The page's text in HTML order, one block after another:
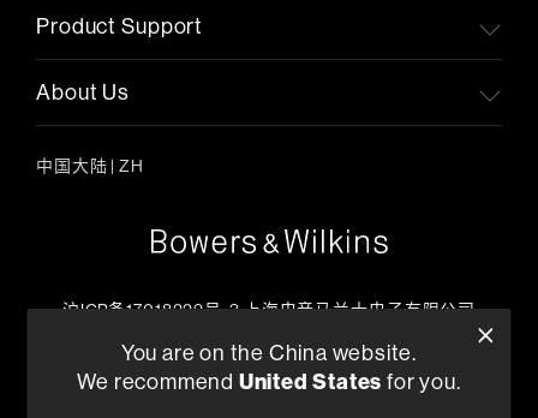
Product Support
About Us
中国大陆 | ZH
沪ICP备17018229号-3 上海电音马兰士电子有限公司
+86 400-621-0886
工作日上午09:00 ~ 17:45
You are on the China website.
We recommend United States for you.